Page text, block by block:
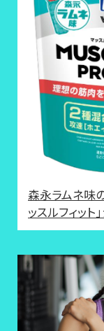
森永ラムネ味
ッスルフィット